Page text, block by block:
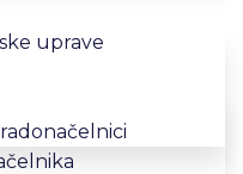
uprave